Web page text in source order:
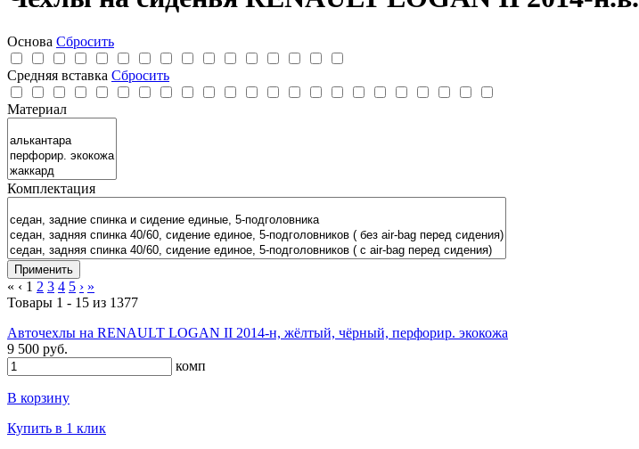
Основа Сбросить
Средняя вставка Сбросить
Материал
Комплектация
« ‹ 1 2 3 4 5 › »
Товары 1 - 15 из 1377
Авточехлы на RENAULT LOGAN II 2014-н, жёлтый, чёрный, перфорир. экокожа
9 500 руб.
комп
В корзину
Купить в 1 клик